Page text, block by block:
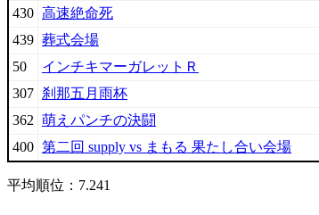
430 高速絶命死
439 葬式会場
50
インチキマーガレットＲ
307 刹那五月雨杯
362 萌えパンチの決闘
400 第二回 supply vs まもる 果たし合い会場
平均順位：7.241